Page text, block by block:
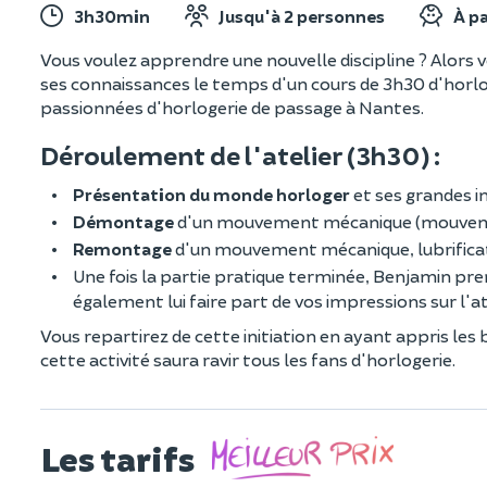
3h30min Jusqu'à 2 personnes À
Vous voulez apprendre une nouvelle discipline ?
ses connaissances le temps d'un cours de 3h30
passionnées d'horlogerie de passage à Nantes.
Déroulement de l'atelier (3h30) :
Présentation du monde horlogeret ses grandes
Démontaged'un mouvement mécanique
Remontaged'un mouvement mécanique,
Une fois la partie pratique terminée, Benjamin
également lui faire part de vos impressions sur
Vous repartirez de cette initiation en ayant appris les
cette activité saura ravir tous les fans d'horlogerie.
Les tarifs